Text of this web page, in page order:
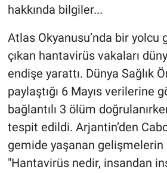
hakkında bilgiler...
Atlas Okyanusu’nda bir yolcu
çıkan hantavirüs vakaları
endişe yarattı. Dünya Sağlık
paylaştığı 6 Mayıs verilerine
bağlantılı 3 ölüm
tespit edildi. Arjantin’den
gemide yaşanan gelişmelerin
"Hantavirüs nedir, insandan